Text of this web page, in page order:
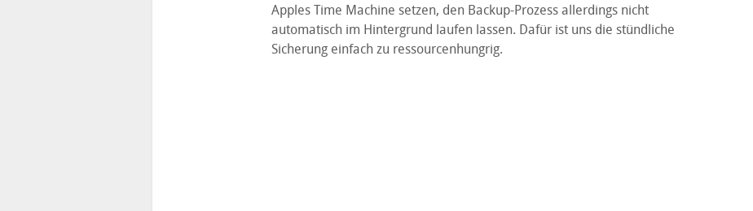
Apples Time Machine setzen, den Backup-Prozess allerdings nicht
automatisch im Hintergrund laufen lassen. Dafür ist uns die stündliche
Sicherung einfach zu ressourcenhungrig.